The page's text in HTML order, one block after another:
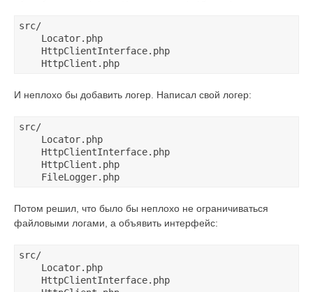
src/
    Locator.php
    HttpClientInterface.php
И неплохо бы добавить логер. Написал свой логер:
src/
    Locator.php
    HttpClientInterface.php
    HttpClient.php
Потом решил, что было бы неплохо не ограничиваться
файловыми логами, а объявить интерфейс:
src/
    Locator.php
    HttpClientInterface.php